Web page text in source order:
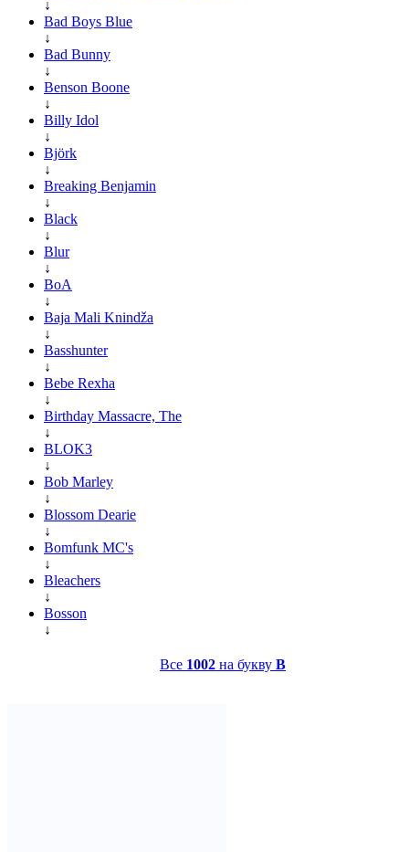
↓
Bad Boys Blue
↓
Bad Bunny
↓
Benson Boone
↓
Billy Idol
↓
Björk
↓
Breaking Benjamin
↓
Black
↓
Blur
↓
BoA
↓
Baja Mali Knindža
↓
Basshunter
↓
Bebe Rexha
↓
Birthday Massacre, The
↓
BLOK3
↓
Bob Marley
↓
Blossom Dearie
↓
Bomfunk MC's
↓
Bleachers
↓
Bosson
↓
Все 1002 на букву B